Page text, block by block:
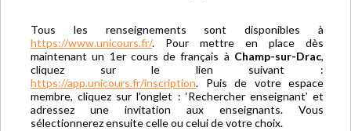
Tous les renseignements sont disponibles à
https://www.unicours.fr/. Pour mettre en place dès
maintenant un 1er cours de français à Champ-sur-Drac,
cliquez sur le lien suivant :
https://app.unicours.fr/inscription. Puis de votre espace
membre, cliquez sur l’onglet : ‘Rechercher enseignant’ et
adressez une invitation aux enseignants. Vous
sélectionnerez ensuite celle ou celui de votre choix.